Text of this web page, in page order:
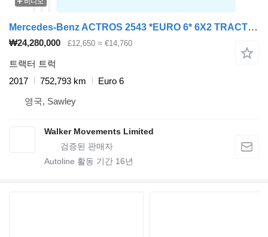
Mercedes-Benz ACTROS 2543 *EURO 6* 6X2 TRACTOR UNIT – 2017 – YA17 NFH
₩24,280,000 £12,650 ≈ €14,760
트랙터 트럭
2017
752,793 km
Euro 6
영국, Sawley
Walker Movements Limited
Autoline 활동 기간 16년